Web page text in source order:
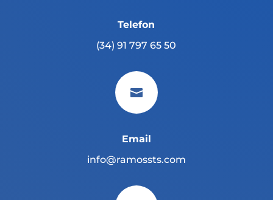
Telefon
(34) 91 797 65 50

Email
info@ramossts.com